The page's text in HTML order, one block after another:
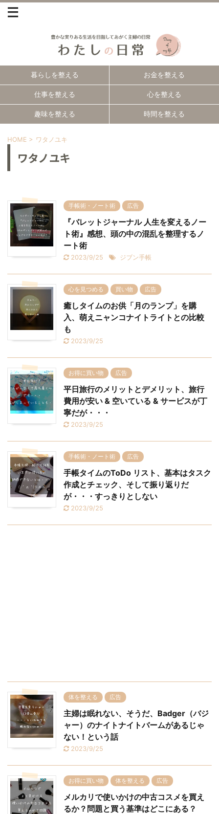
暮らしを整える お金を整える
仕事を整える 心を整える
趣味を整える 時間を整える
HOME > ワタノユキ
ワタノユキ
手帳術・ノート術 広告
『バレットジャーナル 人生を変えるノー
ト術』感想、頭の中の混乱を整理するノ
ート術
2023/9/25 ジブン手帳
心を見つめる 買い物 広告
癒しタイムのお供「月のランプ」を購
入、萌えニャンコナイトライトとの比較
も
2023/9/25
お得に買い物 広告
平日旅行のメリットとデメリット、旅行
費用が安い & 空いている & サービスが丁
寧だが・・・
2023/9/25
手帳術・ノート術 広告
手帳タイムのToDo リスト、基本はタスク
作成とチェック、そして振り返りだ
が・・・すっきりとしない
2023/9/25
体を整える 広告
主婦は眠れない、そうだ、Badger（バジ
ャー）のナイトナイトバームがあるじゃ
ない！という話
2023/9/25
お得に買い物 体を整える 広告
メルカリで使いかけの中古コスメを買え
るか？問題と買う基準はどこにある？